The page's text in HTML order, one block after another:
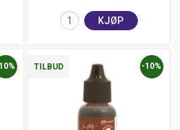
KJØP
TILBUD -10%